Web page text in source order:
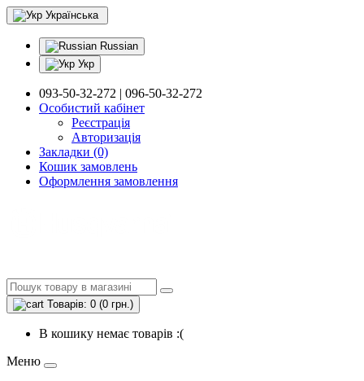
Українська
Russian
Укр
093-50-32-272 | 096-50-32-272
Особистий кабінет
Реєстрація
Авторизація
Закладки (0)
Кошик замовлень
Оформлення замовлення
Товарів: 0 (0 грн.)
В кошику немає товарів :(
Меню